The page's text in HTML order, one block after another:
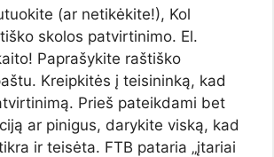
(ar netikėkite!), Kol
skolos patvirtinimo. El.
Paprašykite raštiško
Kreipkitės į teisininką, kad
Prieš pateikdami bet
ar pinigus, darykite viską, kad
ir teisėta. FTB pataria „įtariai